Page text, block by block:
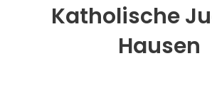
Katholische
Hausen